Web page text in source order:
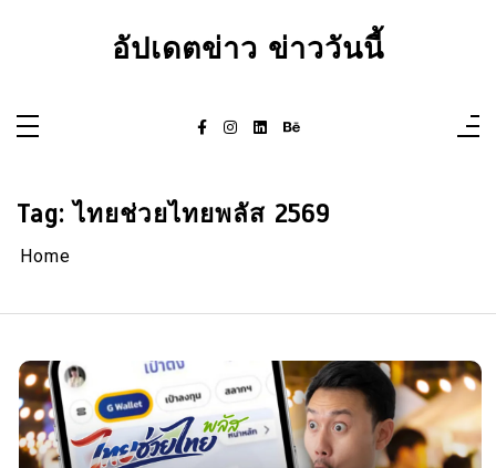
อัปเดตข่าว ข่าววันนี้
Tag:ไทยช่วยไทยพลัส 2569
Home